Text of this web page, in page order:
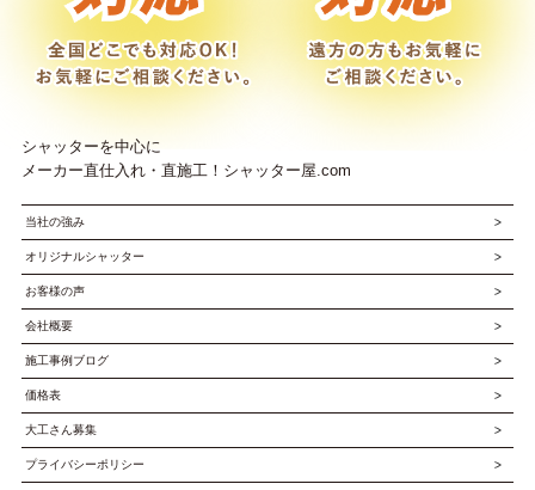
シャッターを中心に
メーカー直仕入れ・直施工！シャッター屋.com
当社の強み
オリジナルシャッター
お客様の声
会社概要
施工事例ブログ
価格表
大工さん募集
プライバシーポリシー